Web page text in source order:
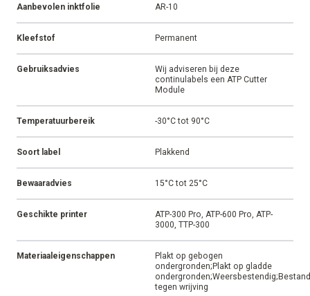
Aanbevolen inktfolie AR-10
Kleefstof Permanent
Gebruiksadvies
Wij adviseren bij deze
continulabels een ATP Cutter
Module
Temperatuurbereik -30°C tot 90°C
Soort label Plakkend
Bewaaradvies 15°C tot 25°C
Geschikte printer
ATP-300 Pro, ATP-600 Pro, ATP-
3000, TTP-300
Materiaaleigenschappen
Plakt op gebogen
ondergronden;Plakt op gladde
ondergronden;Weersbestendig;Bestand
tegen wrijving